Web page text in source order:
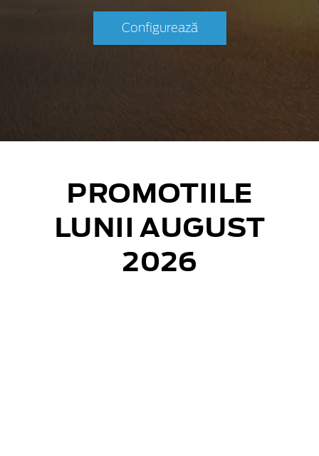
Configurează
PROMOTIILE
LUNII AUGUST
2026